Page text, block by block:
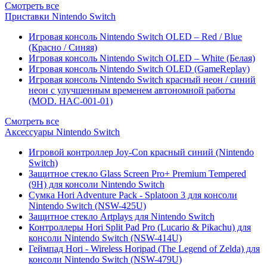
Смотреть все
Приставки Nintendo Switch
Игровая консоль Nintendo Switch OLED – Red / Blue
(Красно / Синяя)
Игровая консоль Nintendo Switch OLED – White (Белая)
Игровая консоль Nintendo Switch OLED (GameReplay)
Игровая консоль Nintendo Switch красный неон / синий
неон с улучшенным временем автономной работы
(MOD. HAC-001-01)
Смотреть все
Аксессуары Nintendo Switch
Игровой контроллер Joy-Con красный синий (Nintendo
Switch)
Защитное стекло Glass Screen Pro+ Premium Tempered
(9H) для консоли Nintendo Switch
Сумка Hori Adventure Pack - Splatoon 3 для консоли
Nintendo Switch (NSW-425U)
Защитное стекло Artplays для Nintendo Switch
Контроллеры Hori Split Pad Pro (Lucario & Pikachu) для
консоли Nintendo Switch (NSW-414U)
Геймпад Hori - Wireless Horipad (The Legend of Zelda) для
консоли Nintendo Switch (NSW-479U)